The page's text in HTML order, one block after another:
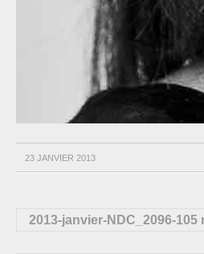
23 JANVIER 2013
2013-janvier-NDC_2096-105